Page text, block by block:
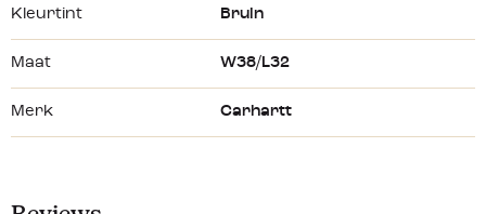
Beveiligde zak met ritssluiting aan de linkerzijde
Ruim muntzakje
Twee versterkte achterzakken
Opening voor kniebeschermers
Kleurtint Bruin
Maat W38/L32
Merk Carhartt